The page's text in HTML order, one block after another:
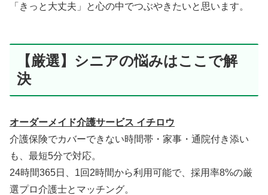
「きっと大丈夫」と心の中でつぶやきたいと思います。
【厳選】シニアの悩みはここで解
決
オーダーメイド介護サービス イチロウ
介護保険でカバーできない時間帯・家事・通院付き添い
も、最短5分で対応。
24時間365日、1回2時間から利用可能で、採用率8%の厳
選プロ介護士とマッチング。